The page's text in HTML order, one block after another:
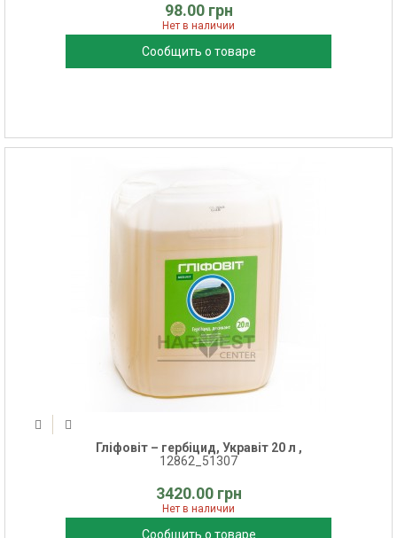
98.00 грн
Нет в наличии
Сообщить о товаре
Гліфовіт – гербіцид, Укравіт 20 л ,
12862_51307
3420.00 грн
Нет в наличии
Сообщить о товаре